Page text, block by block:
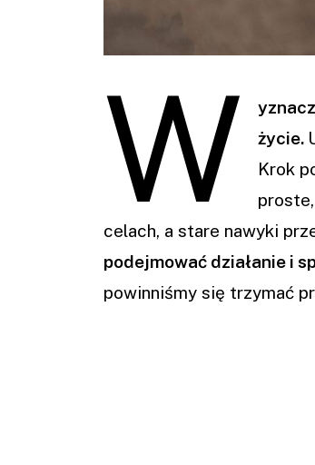
W
życie.
Krok
celach, a stare nawyki
podejmować działanie i
powinniśmy się trzymać